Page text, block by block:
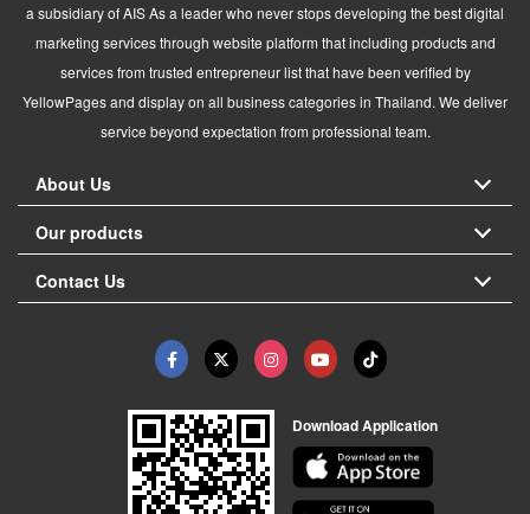
a subsidiary of AIS As a leader who never stops developing the best digital
marketing services through website platform that including products and
services from trusted entrepreneur list that have been verified by
YellowPages and display on all business categories in Thailand. We deliver
service beyond expectation from professional team.
About Us
Our products
Contact Us
Download Application